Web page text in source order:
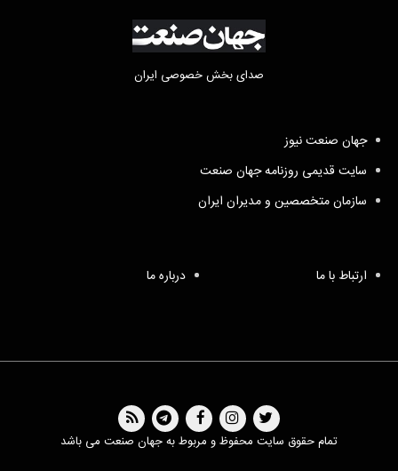
صدای بخش خصوصی ایران
جهان صنعت نیوز
سایت قدیمی روزنامه جهان صنعت
سازمان متخصصین و مدیران ایران
ارتباط با ما درباره ما
تمام حقوق سایت محفوظ و مربوط به جهان صنعت می باشد